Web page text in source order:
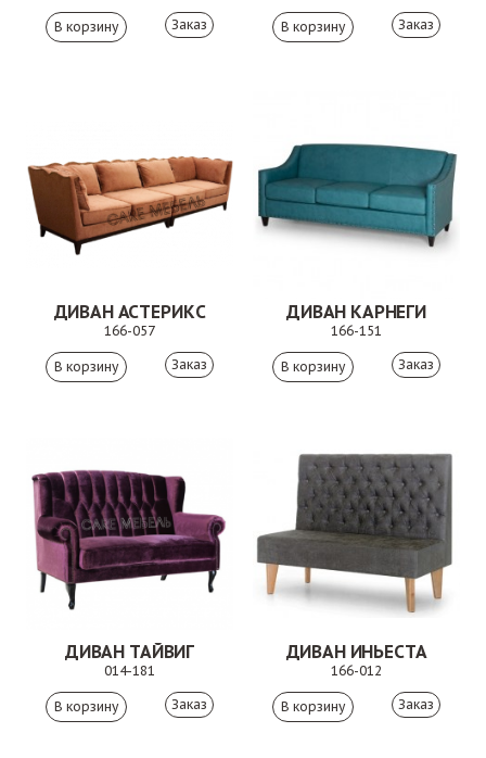
Заказ Заказ
ДИВАН АСТЕРИКС
166-057
Заказ
ДИВАН КАРНЕГИ
166-151
Заказ
ДИВАН ТАЙВИГ
014-181
Заказ
ДИВАН ИНЬЕСТА
166-012
Заказ